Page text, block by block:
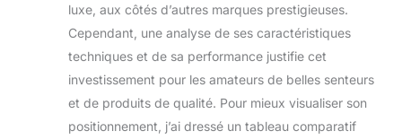
luxe, aux côtés d’autres marques prestigieuses.
Cependant, une analyse de ses caractéristiques
techniques et de sa performance justifie cet
investissement pour les amateurs de belles senteurs
et de produits de qualité. Pour mieux visualiser son
positionnement, j’ai dressé un tableau comparatif